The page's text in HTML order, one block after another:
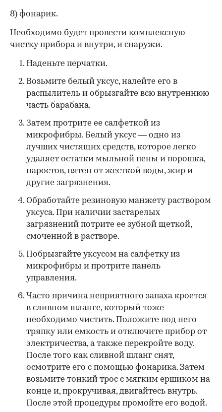
8) фонарик.
Необходимо будет провести комплексную
чистку прибора и внутри, и снаружи.
Наденьте перчатки.
Возьмите белый уксус, налейте его в
распылитель и обрызгайте всю внутреннюю
часть барабана.
Затем протрите ее салфеткой из
микрофибры. Белый уксус — одно из
лучших чистящих средств, которое легко
удаляет остатки мыльной пены и порошка,
наростов, пятен от жесткой воды, жир и
другие загрязнения.
Обработайте резиновую манжету раствором
уксуса. При наличии застарелых
загрязнений потрите ее зубной щеткой,
смоченной в растворе.
Побрызгайте уксусом на салфетку из
микрофибры и протрите панель
управления.
Часто причина неприятного запаха кроется
в сливном шланге, который тоже
необходимо чистить. Положите под него
тряпку или емкость и отключите прибор от
электричества, а также перекройте воду.
После того как сливной шланг снят,
осмотрите его с помощью фонарика. Затем
возьмите тонкий трос с мягким ершиком на
конце и, прокручивая, двигайтесь внутрь.
После этой процедуры промойте его водой.